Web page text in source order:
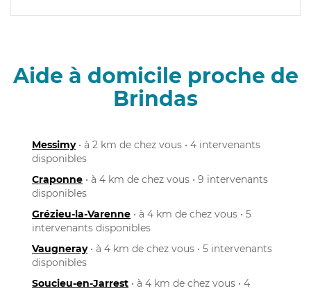
Aide à domicile proche de
Brindas
Messimy• à 2 km de chez vous • 4 intervenants
disponibles
Craponne • à 4 km de chez vous • 9 intervenants
disponibles
Grézieu-la-Varenne • à 4 km de chez vous • 5
intervenants disponibles
Vaugneray• à 4 km de chez vous • 5 intervenants
disponibles
Soucieu-en-Jarrest • à 4 km de chez vous • 4